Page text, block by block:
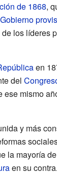
de 1868,
Gobierno
de los líderes
en
del
mismo
y más
la mayoría
en su